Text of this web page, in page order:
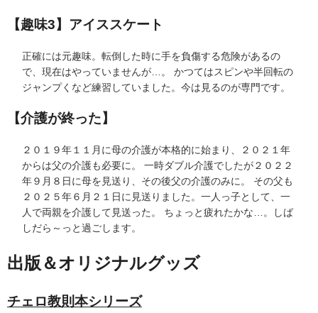
【趣味3】アイススケート
正確には元趣味。転倒した時に手を負傷する危険があるの
で、現在はやっていませんが…。 かつてはスピンや半回転の
ジャンプくなど練習していました。今は見るのが専門です。
【介護が終った】
２０１９年１１月に母の介護が本格的に始まり、２０２１年
からは父の介護も必要に。 一時ダブル介護でしたが２０２２
年９月８日に母を見送り、その後父の介護のみに。 その父も
２０２５年６月２１日に見送りました。一人っ子として、一
人で両親を介護して見送った。 ちょっと疲れたかな…。しば
しだら～っと過ごします。
出版＆オリジナルグッズ
チェロ教則本シリーズ